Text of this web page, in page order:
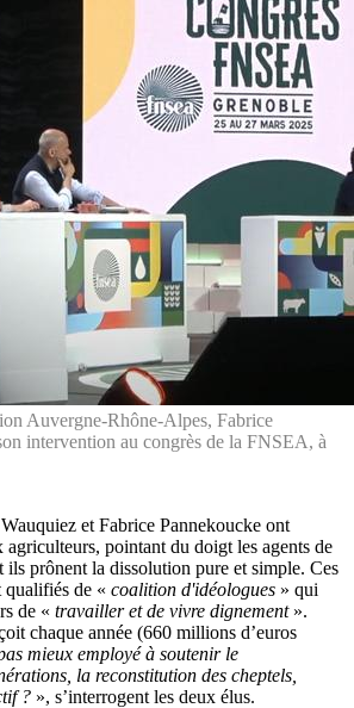
Auvergne-Rhône-Alpes, Fabrice
intervention au congrès de la FNSEA, à
et Fabrice Pannekoucke ont
agriculteurs, pointant du doigt les agents de
ils prônent la dissolution pure et simple. Ces
qualifiés de « coalition d'idéologues » qui
de « travailler et de vivre dignement».
chaque année (660 millions d’euros
mieux employé à soutenir le
la reconstitution des cheptels,
? », s’interrogent les deux élus.